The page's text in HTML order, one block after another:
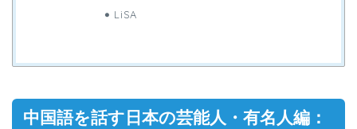
LiSA
中国語を話す日本の芸能人・有名人編：